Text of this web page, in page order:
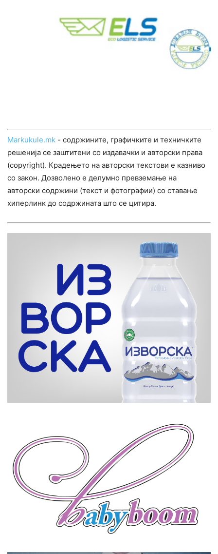
Markukule.mk - содржините, графичките и техничките
решенија се заштитени со издавачки и авторски права
(copyright). Крадењето на авторски текстови е казниво
со закон. Дозволено е делумно превземање на
авторски содржини (текст и фотографии) со ставање
хиперлинк до содржината што се цитира.